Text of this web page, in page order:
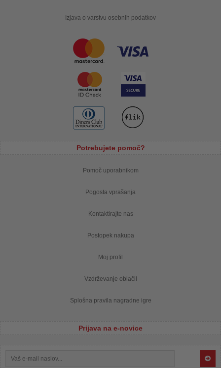
Izjava o varstvu osebnih podatkov
Potrebujete pomoč?
Pomoč uporabnikom
Pogosta vprašanja
Kontaktirajte nas
Postopek nakupa
Moj profil
Vzdrževanje oblačil
Splošna pravila nagradne igre
Prijava na e-novice